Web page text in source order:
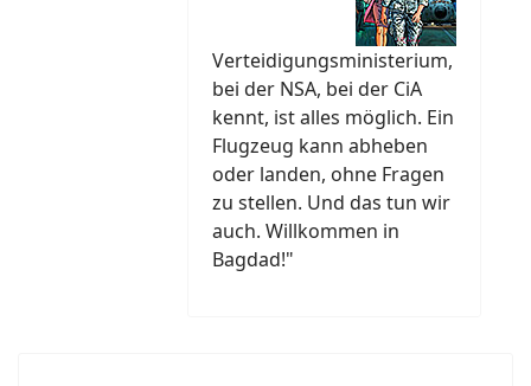
Verteidigungsministerium,
bei der NSA, bei der CiA
kennt, ist alles möglich. Ein
Flugzeug kann abheben
oder landen, ohne Fragen
zu stellen. Und das tun wir
auch. Willkommen in
Bagdad!"